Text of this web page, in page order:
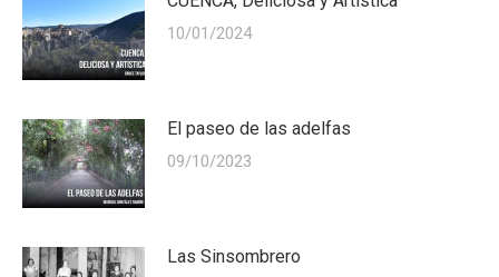
10/01/2024
El paseo de las adelfas
09/10/2023
Las Sinsombrero